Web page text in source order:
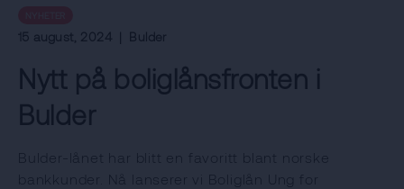
15 august, 2024 Bulder
Nytt på boliglånsfronten i
Bulder
Bulder-lånet har blitt en favoritt blant norske
bankkunder. Nå lanserer vi Boliglån Ung for